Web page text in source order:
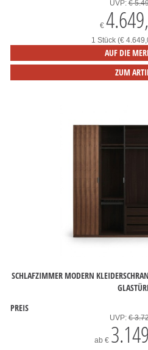
UVP:€
€
1 Stück (€
AUF DIE
ZUM
SCHLAFZIMMER MODERN
PREIS
UVP:€
ab €